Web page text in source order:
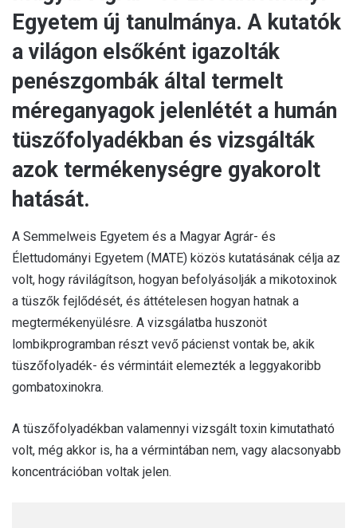
Egyetem új tanulmánya. A kutatók
a világon elsőként igazolták
penészgombák által termelt
méreganyagok jelenlétét a humán
tüszőfolyadékban és vizsgálták
azok termékenységre gyakorolt
hatását.
A Semmelweis Egyetem és a Magyar Agrár- és
Élettudományi Egyetem (MATE) közös kutatásának célja az
volt, hogy rávilágítson, hogyan befolyásolják a mikotoxinok
a tüszők fejlődését, és áttételesen hogyan hatnak a
megtermékenyülésre. A vizsgálatba huszonöt
lombikprogramban részt vevő pácienst vontak be, akik
tüszőfolyadék- és vérmintáit elemezték a leggyakoribb
gombatoxinokra.
A tüszőfolyadékban valamennyi vizsgált toxin kimutatható
volt, még akkor is, ha a vérmintában nem, vagy alacsonyabb
koncentrációban voltak jelen.